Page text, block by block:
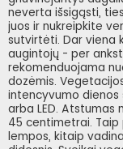
neverta išsigąsti,
juos ir nukreipkite
sutvirtėti. Dar viena
augintojų - per
rekomenduojama
dozėmis.
intencyvumo dienos
arba LED. Atstumas
45 centimetrai.
lempos, kitaip